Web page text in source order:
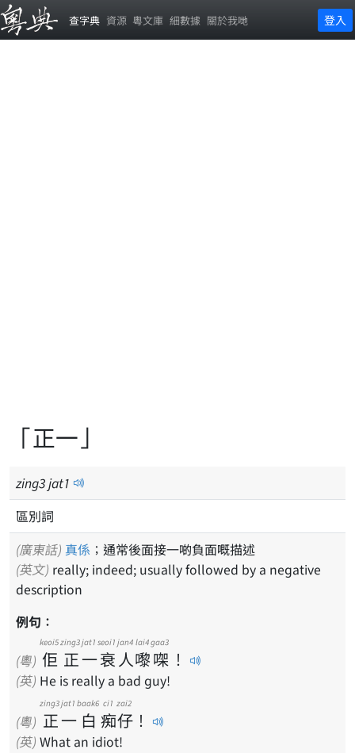
查字典 資源 粵文庫 細數據 關於我哋 登入
「正一」
zing3jat1
區別詞
(廣東話) 真係 ；通常後面接一啲負面嘅描述
(英文)
description
例句：
(粵) 佢
keoi5
正
zing3
一
jat1
衰
seoi1
人
jan4
嚟
lai4
㗎
gaa3
！
(英) He is really a bad guy!
(粵) 正
zing3
一
jat1
白
baak6
痴
ci1
仔
zai2
！
(英) What an idiot!